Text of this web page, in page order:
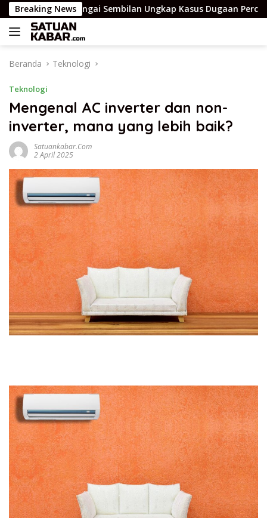
Langsung
ke
konten
Breaking News
Sungai Sembilan Ungkap Kasus Dugaan Percobaan
Beranda Teknologi
Teknologi
Mengenal AC inverter dan non-
inverter, mana yang lebih baik?
Satuankabar.com
2 April 2025